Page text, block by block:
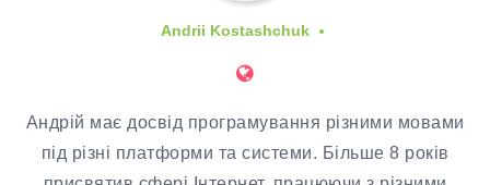
Andrii Kostashchuk
Андрій має досвід програмування різними мовами
під різні платформи та системи. Більше 8 років